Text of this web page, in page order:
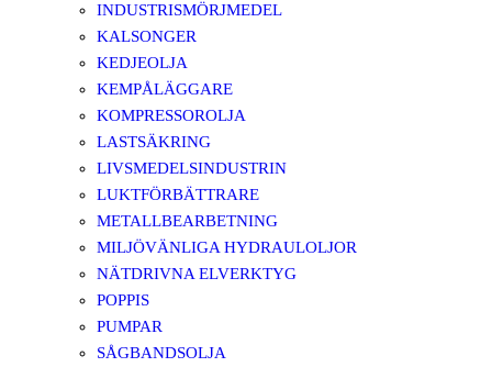
INDUSTRISMÖRJMEDEL
KALSONGER
KEDJEOLJA
KEMPÅLÄGGARE
KOMPRESSOROLJA
LASTSÄKRING
LIVSMEDELSINDUSTRIN
LUKTFÖRBÄTTRARE
METALLBEARBETNING
MILJÖVÄNLIGA HYDRAULOLJOR
NÄTDRIVNA ELVERKTYG
POPPIS
PUMPAR
SÅGBANDSOLJA